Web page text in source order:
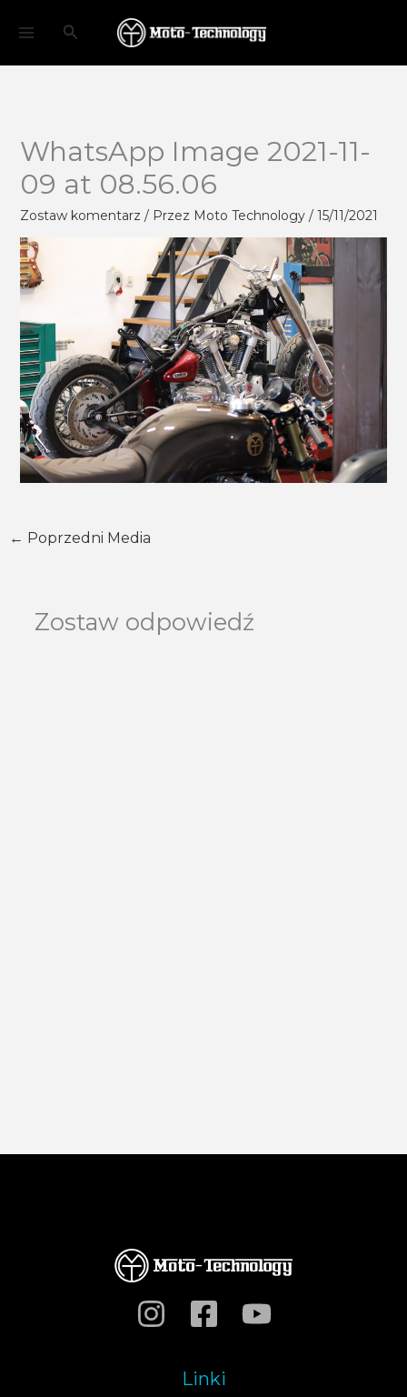
Szukaj
WhatsApp Image 2021-11-
09 at 08.56.06
Zostaw komentarz / Przez Moto Technology / 15/11/2021
← Poprzedni Media
Zostaw odpowiedź
Linki